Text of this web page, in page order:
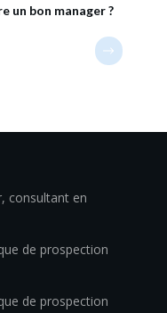
un bon manager ?
consultant en
de prospection
de prospection